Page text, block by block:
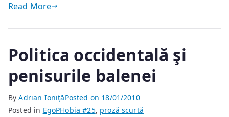
Read More
Politica occidentală şi
penisurile balenei
ByAdrian IoniţăPosted on 18/01/2010
Posted in EgoPHobia #25, proză scurtă